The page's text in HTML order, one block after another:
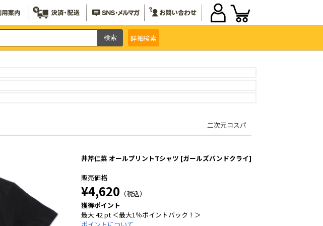
詳細検索
二次元コスパ
井芹仁菜 オールプリントTシャツ [ガールズバンドクライ]
販売価格
¥4,620 （税込）
獲得ポイント
最大 42 pt ＜最大1％ポイントバック！＞